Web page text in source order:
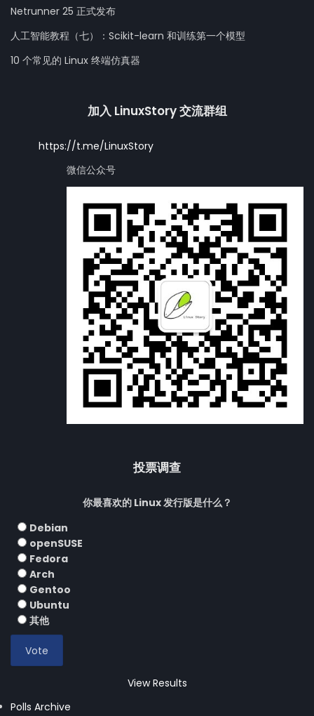
Netrunner 25 正式发布
人工智能教程（七）：Scikit-learn 和训练第一个模型
10 个常见的 Linux 终端仿真器
加入 LinuxStory 交流群组
https://t.me/LinuxStory
微信公众号
投票调查
你最喜欢的 Linux 发行版是什么？
Debian
openSUSE
Fedora
Arch
Gentoo
Ubuntu
其他
View Results
Polls Archive